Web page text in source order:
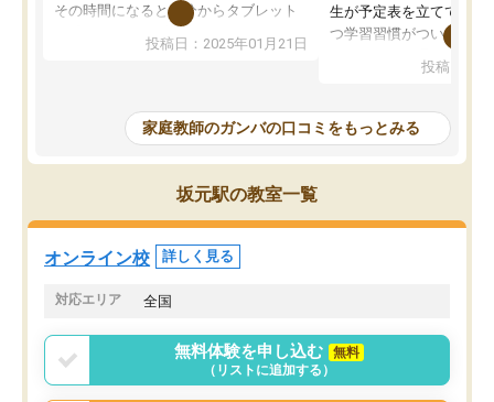
その時間になると自分からタブレット
を開いてzoomを繋げるようになりまし
た！5科目なんでもOKなのもとても気
めて1年ほどだった今では平均点以上の
科目が増えてきました！あと1年受験ま
であるので無料の週末教室を使用しな
がら頑張って欲しいと思います！
投稿日：2025年01月21日
生が予定表を立ててくれ
つ学習習慣がついてきま
指導が無い日も予定表
問できるのでとても助か
投稿日：
家庭教師のガンバの口コミをもっとみる
坂元駅の教室一覧
オンライン校 詳しく見る
対応エリア 全国
無料体験を申し込む
無料
（リストに追加する）